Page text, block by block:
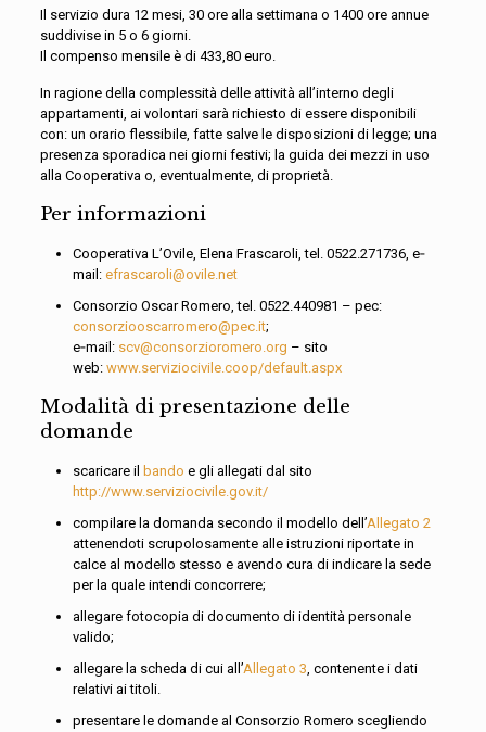
Il servizio dura 12 mesi, 30 ore alla settimana o 1400 ore annue
suddivise in 5 o 6 giorni.
Il compenso mensile è di 433,80 euro.
In ragione della complessità delle attività all’interno degli
appartamenti, ai volontari sarà richiesto di essere disponibili
con: un orario flessibile, fatte salve le disposizioni di legge; una
presenza sporadica nei giorni festivi; la guida dei mezzi in uso
alla Cooperativa o, eventualmente, di proprietà.
Per informazioni
Cooperativa L’Ovile, Elena Frascaroli, tel. 0522.271736, e‐
mail: efrascaroli@ovile.net
Consorzio Oscar Romero, tel. 0522.440981 – pec:
consorziooscarromero@pec.it;
e‐mail: scv@consorzioromero.org – sito
web: www.serviziocivile.coop/default.aspx
Modalità di presentazione delle
domande
scaricare il bando e gli allegati dal sito
http://www.serviziocivile.gov.it/
compilare la domanda secondo il modello dell’Allegato 2
attenendoti scrupolosamente alle istruzioni riportate in
calce al modello stesso e avendo cura di indicare la sede
per la quale intendi concorrere;
allegare fotocopia di documento di identità personale
valido;
allegare la scheda di cui all’Allegato 3, contenente i dati
relativi ai titoli.
presentare le domande al Consorzio Romero scegliendo